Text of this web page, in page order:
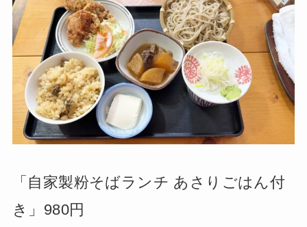
「自家製粉そばランチ あさりごはん付
き」980円